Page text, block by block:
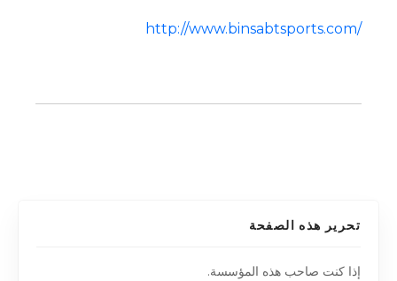
http://www.binsabtsports.com/
تحرير هذه الصفحة
إذا كنت صاحب هذه المؤسسة.